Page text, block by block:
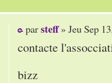
parsteff» Jeu Sep
contacte
bizz